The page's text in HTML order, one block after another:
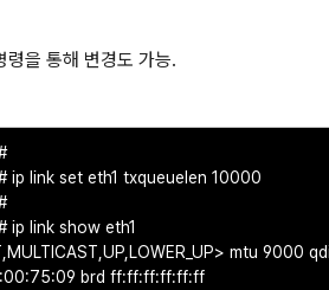
을 통해 변경도 가능.
ip link set eth1 txqueuelen 10000
ip link show eth1
mtu 9000
brd ff:ff:ff:ff:ff:ff